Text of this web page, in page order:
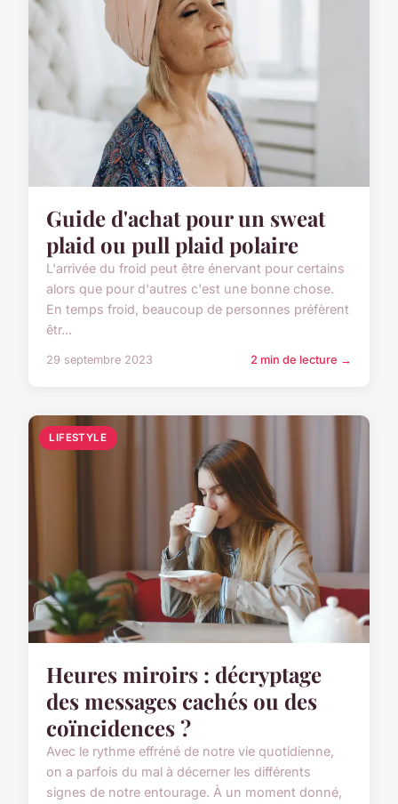
Guide d'achat pour un sweat
plaid ou pull plaid polaire
L'arrivée du froid peut être énervant pour certains
alors que pour d'autres c'est une bonne chose.
En temps froid, beaucoup de personnes préfèrent
êtr...
29 septembre 2023 2 min de lecture →
LIFESTYLE
Heures miroirs : décryptage
des messages cachés ou des
coïncidences ?
Avec le rythme effréné de notre vie quotidienne,
on a parfois du mal à décerner les différents
signes de notre entourage. À un moment donné,